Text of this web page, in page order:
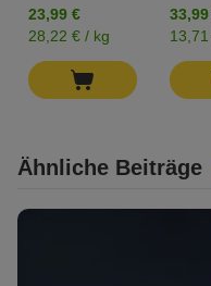
Ähnliche Beiträge
23,99 €
28,22 € / kg